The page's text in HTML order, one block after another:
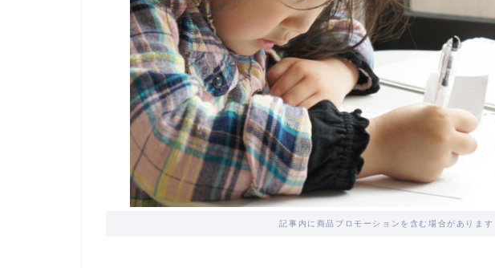
記事内に商品プロモーションを含む場合があります